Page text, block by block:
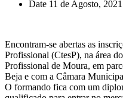
Date 11 de Agosto, 2021
Encontram-se abertas as
Profissional (CtesP), na área
Profissional de Moura, em
Beja e com a Câmara
O formando fica com um